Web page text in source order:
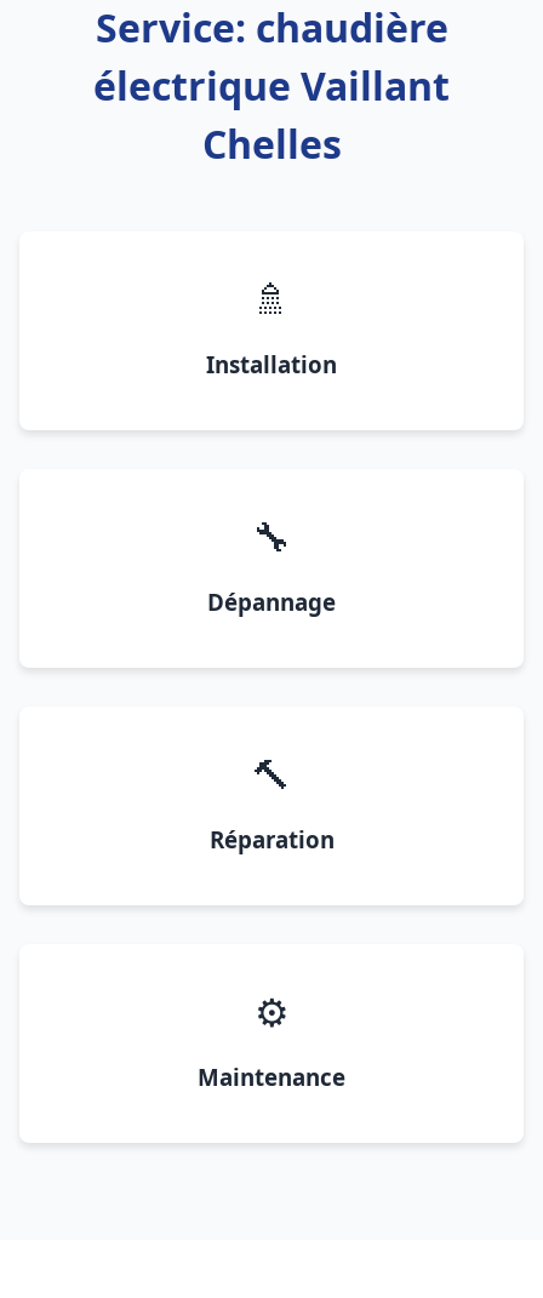
Service: chaudière
électrique Vaillant
Chelles
🚿
Installation
🔧
Dépannage
🔨
Réparation
⚙️
Maintenance